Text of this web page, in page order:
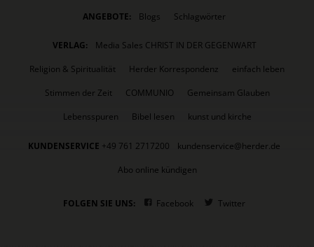
ANGEBOTE: Blogs Schlagwörter
VERLAG:
Media Sales CHRIST IN DER GEGENWART
Religion & Spiritualität
Herder Korrespondenz
einfach leben
Stimmen der Zeit
COMMUNIO
Gemeinsam Glauben
Lebensspuren
Bibel lesen kunst und kirche
KUNDENSERVICE +49 761 2717200
kundenservice@herder.de
Abo online kündigen
FOLGEN SIE UNS: Facebook Twitter